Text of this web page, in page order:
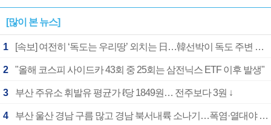
[많이 본 뉴스]
1 [속보] 여전히 ‘독도는 우리땅’ 외치는 日…韓선박이 독도 주변 해양조사 활동하자 반발
2 "올해 코스피 사이드카 43회 중 25회는 삼전닉스 ETF 이후 발생"
3 부산 주유소 휘발유 평균가 ℓ당 1849원… 전주보다 3원 ↓
4 부산 울산 경남 구름 많고 경남 북서내륙 소나기…폭염·열대야 계속